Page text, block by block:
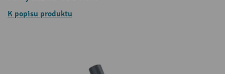
K popisu produktu